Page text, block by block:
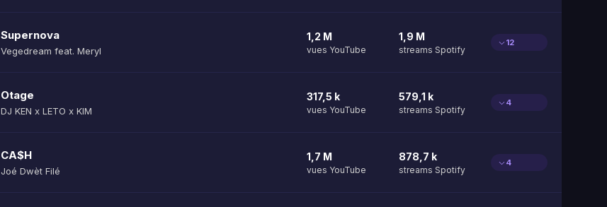
Supernova
Vegedream feat. Meryl
1,2 M
vues YouTube
1,9 M
streams Spotify
12
Otage
DJ KEN x LETO x KIM
317,5 k
vues YouTube
579,1 k
streams Spotify
4
CA$H
Joé Dwèt Filé
1,7 M
vues YouTube
878,7 k
streams Spotify
4